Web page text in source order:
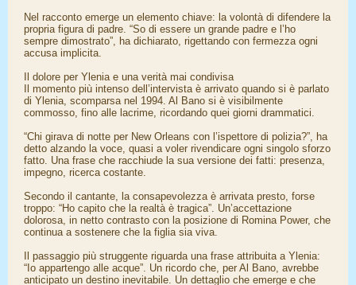
Nel racconto emerge un elemento chiave: la volontà di difendere la
propria figura di padre. “So di essere un grande padre e l’ho
sempre dimostrato”, ha dichiarato, rigettando con fermezza ogni
accusa implicita.
Il dolore per Ylenia e una verità mai condivisa
Il momento più intenso dell’intervista è arrivato quando si è parlato
di Ylenia, scomparsa nel 1994. Al Bano si è visibilmente
commosso, fino alle lacrime, ricordando quei giorni drammatici.
“Chi girava di notte per New Orleans con l’ispettore di polizia?”, ha
detto alzando la voce, quasi a voler rivendicare ogni singolo sforzo
fatto. Una frase che racchiude la sua versione dei fatti: presenza,
impegno, ricerca costante.
Secondo il cantante, la consapevolezza è arrivata presto, forse
troppo: “Ho capito che la realtà è tragica”. Un’accettazione
dolorosa, in netto contrasto con la posizione di Romina Power, che
continua a sostenere che la figlia sia viva.
Il passaggio più struggente riguarda una frase attribuita a Ylenia:
“Io appartengo alle acque”. Un ricordo che, per Al Bano, avrebbe
anticipato un destino inevitabile. Un dettaglio che emerge e che